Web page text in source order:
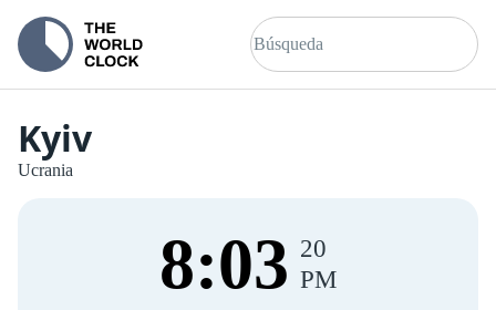
Kyiv
Ucrania
8:03 20
PM